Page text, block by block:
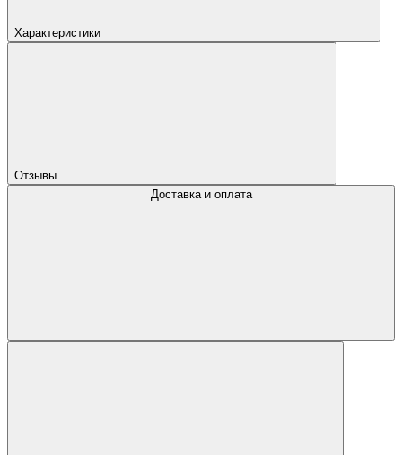
Характеристики
Отзывы
Доставка и оплата